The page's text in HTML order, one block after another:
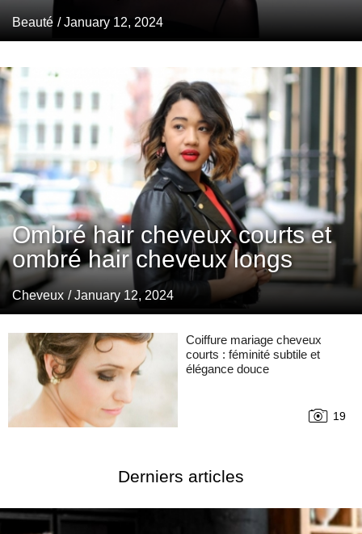
Beauté / January 12, 2024
Ombré hair cheveux courts et
ombré hair cheveux longs
Cheveux / January 12, 2024
Coiffure mariage cheveux
courts : féminité subtile et
élégance douce
19
Derniers articles